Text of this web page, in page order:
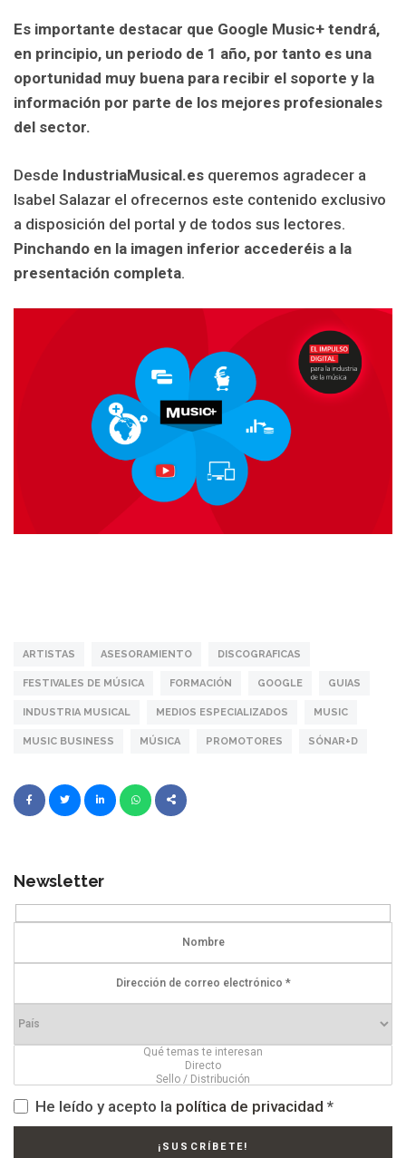
Es importante destacar que Google Music+ tendrá,
en principio, un periodo de 1 año, por tanto es una
oportunidad muy buena para recibir el soporte y la
información por parte de los mejores profesionales
del sector.
Desde IndustriaMusical.es queremos agradecer a
Isabel Salazar el ofrecernos este contenido exclusivo
a disposición del portal y de todos sus lectores.
Pinchando en la imagen inferior accederéis a la
presentación completa.
ARTISTAS ASESORAMIENTO DISCOGRAFICAS
FESTIVALES DE MÚSICA FORMACIÓN GOOGLE GUIAS
INDUSTRIA MUSICAL MEDIOS ESPECIALIZADOS MUSIC
MUSIC BUSINESS MÚSICA PROMOTORES SÓNAR+D
Newsletter
He leído y acepto la política de privacidad *